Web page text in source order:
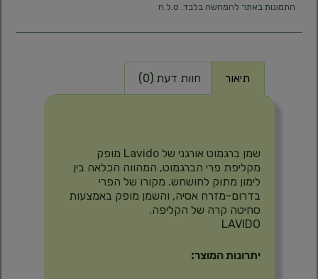
התמונות באתר להמחשה בלבד. ט.ל.ח
תיאור חוות דעת (0)
שמן ברגמוט אורגני של Lavido מופק
מקליפת פרי הברגמוט, המהווה הכלאה בין
לימון מתוק לחושחש. מקורו של הפרי
בדרום-מזרח אסיה, והשמן מופק באמצעות
סחיטה קרה של הקליפה.
LAVIDO
יתרונות המוצר: